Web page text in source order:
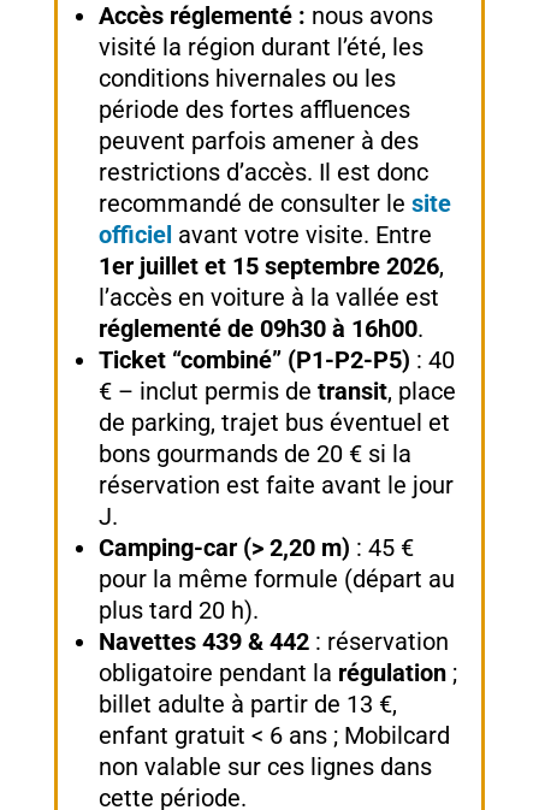
Accès réglementé : nous avons
visité la région durant l’été, les
conditions hivernales ou les
période des fortes affluences
peuvent parfois amener à des
restrictions d’accès. Il est donc
recommandé de consulter le site
officiel avant votre visite. Entre
1er juillet et 15 septembre 2026,
l’accès en voiture à la vallée est
réglementé de 09h30 à 16h00.
Ticket “combiné” (P1-P2-P5) : 40
€ – inclut permis de transit, place
de parking, trajet bus éventuel et
bons gourmands de 20 € si la
réservation est faite avant le jour
J.
Camping-car (> 2,20 m) : 45 €
pour la même formule (départ au
plus tard 20 h).
Navettes 439 & 442: réservation
obligatoire pendant la régulation;
billet adulte à partir de 13 €,
enfant gratuit < 6 ans ; Mobilcard
non valable sur ces lignes dans
cette période.